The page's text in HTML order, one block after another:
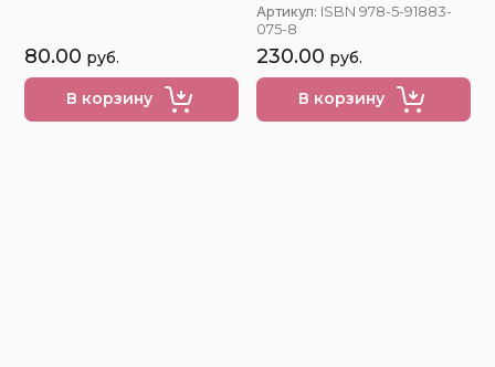
80.00 руб.
В корзину
Артикул: ISBN 978-5-91883-
075-8
230.00 руб.
В корзину